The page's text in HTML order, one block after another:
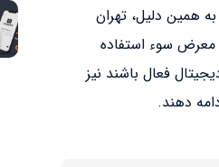
همین دلیل، تهران
معرض سوء استفاده
فعال باشند نیز
دهند.